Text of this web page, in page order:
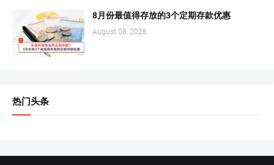
8月份最值得存放的3个定期存款优惠
August 08, 2026
热门头条